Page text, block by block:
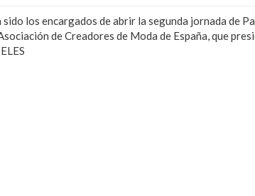
los encargados de abrir la segunda jornada de
de Creadores de Moda de España, que